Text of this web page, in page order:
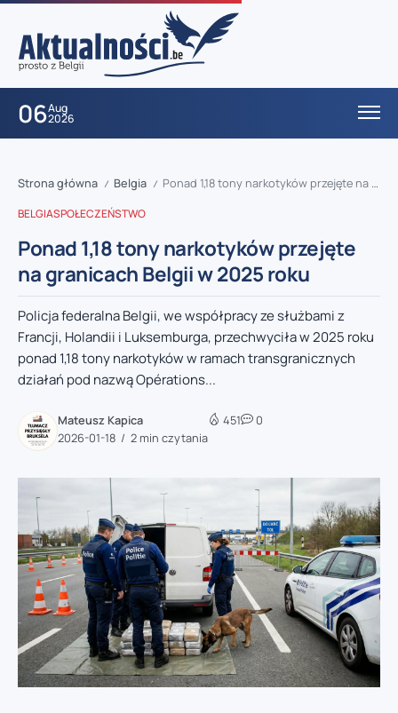
06Aug
2026
Strona główna / Belgia / Ponad 1,18 tony narkotyków przejęte na granicach Belgii w 2025 roku
BELGIASPOŁECZEŃSTWO
Ponad 1,18 tony narkotyków przejęte
na granicach Belgii w 2025 roku
Policja federalna Belgii, we współpracy ze służbami z
Francji, Holandii i Luksemburga, przechwyciła w 2025 roku
ponad 1,18 tony narkotyków w ramach transgranicznych
działań pod nazwą Opérations...
Mateusz Kapica
2026-01-18
2 min czytania
451 0